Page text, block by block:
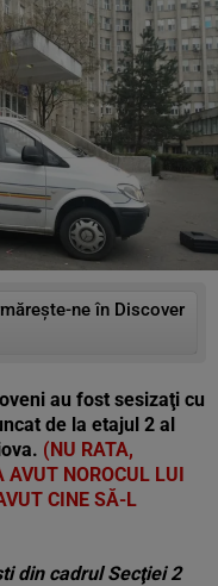
ne în Discover
au fost sesizaţi cu
de la etajul 2 al
(NU RATA,
AVUT NOROCUL LUI
CINE SĂ-L
din cadrul Secţiei 2